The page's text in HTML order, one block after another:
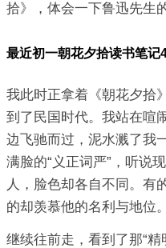
拾》，体会一下鲁迅先生
最近初一朝花夕拾读书笔记
我此时正拿着《朝花夕拾
到了民国时代。我站在喧
边飞驰而过，泥水溅了我
满脸的“义正词严”，听说
人，脸色却各自不同。有
的却羡慕他的名利与地位。
继续往前走，看到了那“精